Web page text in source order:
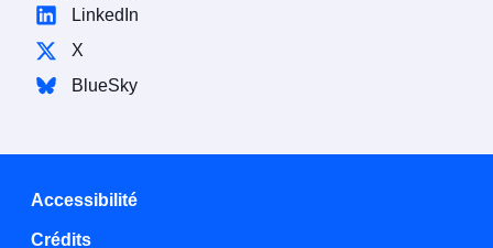
LinkedIn
X
BlueSky
Accessibilité
Crédits